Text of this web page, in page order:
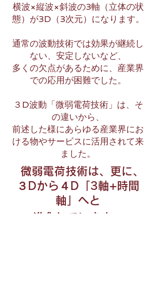
横波×縦波×斜波の3軸（立体の状
態）が3D（3次元）になります。
通常の波動技術では効果が継続し
ない、安定しないなど、
多くの欠点があるために、産業界
での応用が困難でした。
３D波動「微弱電荷技術」は、そ
の違いから、
前述した様にあらゆる産業界にお
ける物やサービスに活用されて来
ました。
微弱電荷技術は、 更に、
３Dから４D「3軸+時間
軸」へと
進化しています。